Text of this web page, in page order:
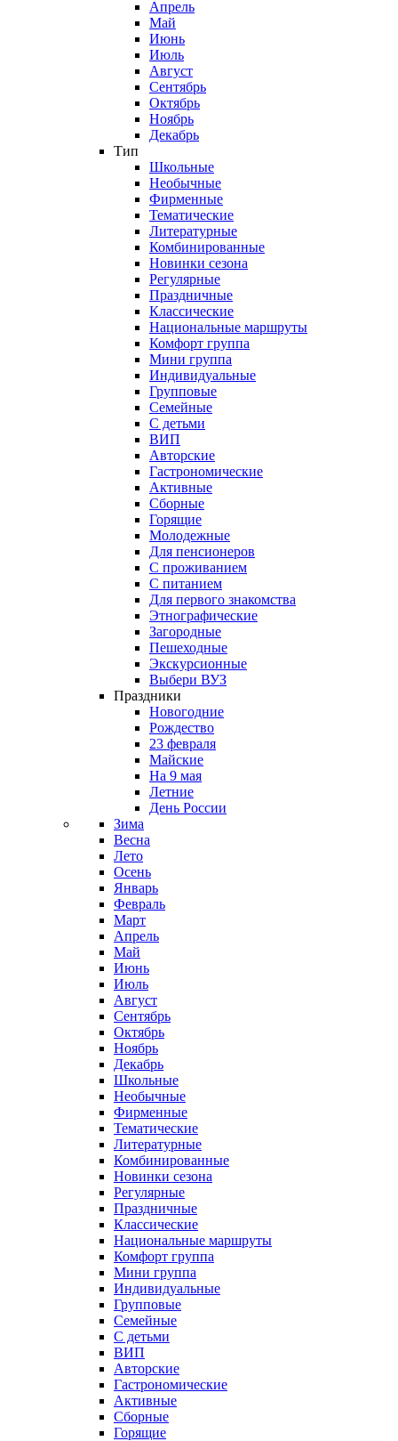
Апрель
Май
Июнь
Июль
Август
Сентябрь
Октябрь
Ноябрь
Декабрь
Тип
Школьные
Необычные
Фирменные
Тематические
Литературные
Комбинированные
Новинки сезона
Регулярные
Праздничные
Классические
Национальные маршруты
Комфорт группа
Мини группа
Индивидуальные
Групповые
Семейные
С детьми
ВИП
Авторские
Гастрономические
Активные
Сборные
Горящие
Молодежные
Для пенсионеров
С проживанием
С питанием
Для первого знакомства
Этнографические
Загородные
Пешеходные
Экскурсионные
Выбери ВУЗ
Праздники
Новогодние
Рождество
23 февраля
Майские
На 9 мая
Летние
День России
Зима
Весна
Лето
Осень
Январь
Февраль
Март
Апрель
Май
Июнь
Июль
Август
Сентябрь
Октябрь
Ноябрь
Декабрь
Школьные
Необычные
Фирменные
Тематические
Литературные
Комбинированные
Новинки сезона
Регулярные
Праздничные
Классические
Национальные маршруты
Комфорт группа
Мини группа
Индивидуальные
Групповые
Семейные
С детьми
ВИП
Авторские
Гастрономические
Активные
Сборные
Горящие